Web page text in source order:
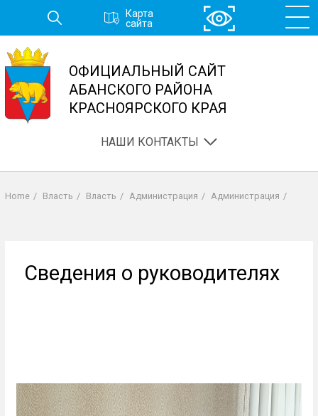
основному
содержанию
Карта
сайта
ОФИЦИАЛЬНЫЙ САЙТ
АБАНСКОГО РАЙОНА
КРАСНОЯРСКОГО КРАЯ
НАШИ КОНТАКТЫ
Home / Власть / Власть / Администрация / Администрация /
Сведения о руководителях